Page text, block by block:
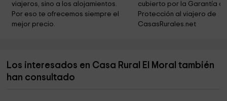
Parroquia Santa María Magdalena
Ermita del Santísimo Cristo del Rosario 13,7 km
Museo de la Cabalgata 13,8 km
viajeros, sino a los alojamientos.
Por eso te ofrecemos siempre el
mejor precio.
cubierto por la Garantía
Protección al viajero de
CasasRurales.net
Los interesados en Casa Rural El Moral también
han consultado